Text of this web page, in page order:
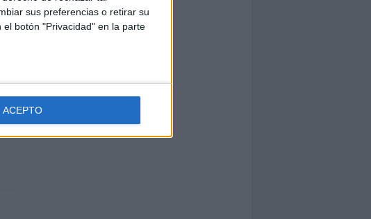
sus preferencias o retirar su
botón "Privacidad" en la parte
ACEPTO